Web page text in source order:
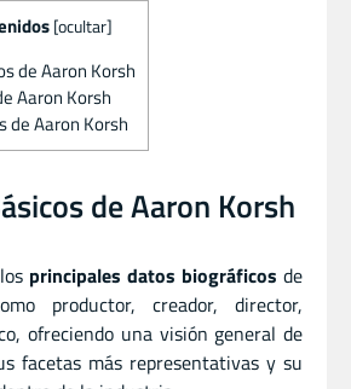
[ocultar]
de Aaron Korsh
Aaron Korsh
de Aaron Korsh
de Aaron Korsh
principales datos biográficos de
productor, creador, director,
ofreciendo una visión general de
facetas más representativas y su